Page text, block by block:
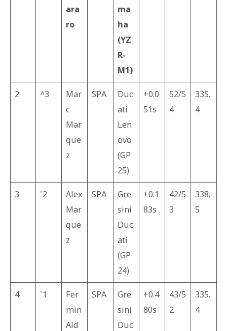
ara
ro
ma
ha
(YZ
R-
M1)
2 ^3
Mar
c
Mar
que
z
SPA
Duc
ati
Len
ovo
(GP
25)
+0.0
51s
52/5
4
335.
4
3 ˅2
Alex
Mar
que
z
SPA
Gre
sini
Duc
ati
(GP
24)
+0.1
83s
42/5
3
338.
5
4 ˅1
Fer
min
Ald
SPA
Gre
sini
Duc
+0.4
80s
43/5
2
335.
4